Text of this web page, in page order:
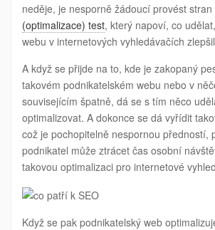
neděje, je nesporně žádoucí provést stran
(optimalizace) test, který napoví, co
webu v internetových vyhledávačích
A když se přijde na to, kde je zakopaný
takovém podnikatelském webu nebo v
souvisejícím špatně, dá se s tím něco
optimalizovat. A dokonce se dá vyřídit
což je pochopitelně nespornou předností,
podnikatel může ztrácet čas osobní
takovou optimalizaci pro internetové
Když se pak podnikatelský web